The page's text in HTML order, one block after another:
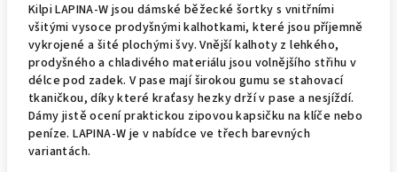
Kilpi LAPINA-W jsou dámské běžecké šortky s vnitřními
všitými vysoce prodyšnými kalhotkami, které jsou příjemně
vykrojené a šité plochými švy. Vnější kalhoty z lehkého,
prodyšného a chladivého materiálu jsou volnějšího střihu v
délce pod zadek. V pase mají širokou gumu se stahovací
tkaničkou, díky které kraťasy hezky drží v pase a nesjíždí.
Dámy jistě ocení praktickou zipovou kapsičku na klíče nebo
peníze. LAPINA-W je v nabídce ve třech barevných
variantách.